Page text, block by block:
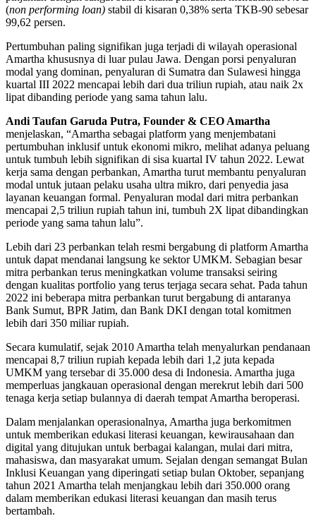
(non performing loan) stabil di kisaran 0,38% serta TKB-90 sebesar
99,62 persen.
Pertumbuhan paling signifikan juga terjadi di wilayah operasional
Amartha khususnya di luar pulau Jawa. Dengan porsi penyaluran
modal yang dominan, penyaluran di Sumatra dan Sulawesi hingga
kuartal III 2022 mencapai lebih dari dua triliun rupiah, atau naik 2x
lipat dibanding periode yang sama tahun lalu.
Andi Taufan Garuda Putra, Founder & CEO Amartha
menjelaskan, “Amartha sebagai platform yang menjembatani
pertumbuhan inklusif untuk ekonomi mikro, melihat adanya peluang
untuk tumbuh lebih signifikan di sisa kuartal IV tahun 2022. Lewat
kerja sama dengan perbankan, Amartha turut membantu penyaluran
modal untuk jutaan pelaku usaha ultra mikro, dari penyedia jasa
layanan keuangan formal. Penyaluran modal dari mitra perbankan
mencapai 2,5 triliun rupiah tahun ini, tumbuh 2X lipat dibandingkan
periode yang sama tahun lalu”.
Lebih dari 23 perbankan telah resmi bergabung di platform Amartha
untuk dapat mendanai langsung ke sektor UMKM. Sebagian besar
mitra perbankan terus meningkatkan volume transaksi seiring
dengan kualitas portfolio yang terus terjaga secara sehat. Pada tahun
2022 ini beberapa mitra perbankan turut bergabung di antaranya
Bank Sumut, BPR Jatim, dan Bank DKI dengan total komitmen
lebih dari 350 miliar rupiah.
Secara kumulatif, sejak 2010 Amartha telah menyalurkan pendanaan
mencapai 8,7 triliun rupiah kepada lebih dari 1,2 juta kepada
UMKM yang tersebar di 35.000 desa di Indonesia. Amartha juga
memperluas jangkauan operasional dengan merekrut lebih dari 500
tenaga kerja setiap bulannya di daerah tempat Amartha beroperasi.
Dalam menjalankan operasionalnya, Amartha juga berkomitmen
untuk memberikan edukasi literasi keuangan, kewirausahaan dan
digital yang ditujukan untuk berbagai kalangan, mulai dari mitra,
mahasiswa, dan masyarakat umum. Sejalan dengan semangat Bulan
Inklusi Keuangan yang diperingati setiap bulan Oktober, sepanjang
tahun 2021 Amartha telah menjangkau lebih dari 350.000 orang
dalam memberikan edukasi literasi keuangan dan masih terus
bertambah.